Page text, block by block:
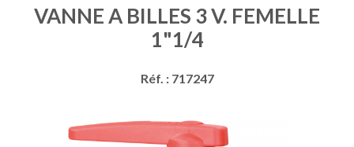
VANNE A BILLES 3 V. FEMELLE
1"1/4
Réf. : 717247